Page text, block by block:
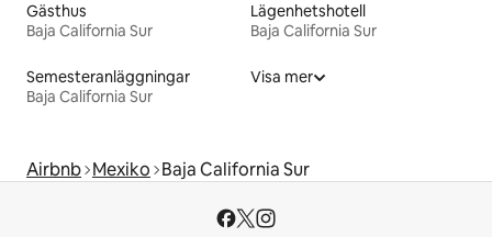
Gästhus
Baja California Sur
Lägenhetshotell
Baja California Sur
Semesteranläggningar
Baja California Sur
Visa mer
Airbnb Mexiko Baja California Sur